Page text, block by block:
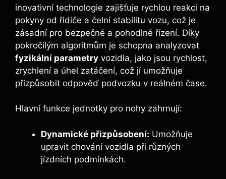
inovativní technologie zajišťuje rychlou reakci na
pokyny od řidiče a čelní stabilitu vozu, což je
zásadní pro bezpečné a pohodlné řízení. Díky
pokročilým algoritmům je schopna analyzovat
fyzikální parametry vozidla, jako jsou rychlost,
zrychlení a úhel zatáčení, což jí umožňuje
přizpůsobit odpověď podvozku v reálném čase.
Hlavní funkce jednotky pro nohy zahrnují:
Dynamické přizpůsobení: Umožňuje
upravit chování vozidla při různých
jízdních podmínkách.